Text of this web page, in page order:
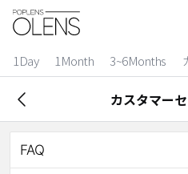
1Day 1Month 3~6Months
ログイン
カラコン比較
今月限定特典
ベスト
カスタマー
FAQ